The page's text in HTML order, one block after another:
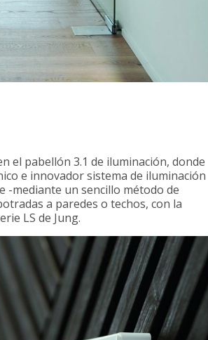
el pabellón 3.1 de iluminación, donde
e innovador sistema de iluminación
-mediante un sencillo método de
a paredes o techos, con la
LS de Jung.